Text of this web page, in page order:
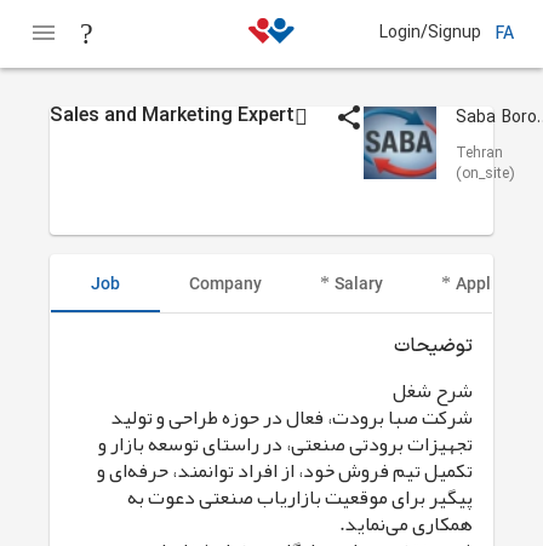
Login/Signup FA
Sales and Marketing Expert Saba
Tehran
(on_site)
Job Company Salary Applicant
توضیحات
شرح شغل
شرکت صبا برودت، فعال در حوزه طراحی و تولید
تجهیزات برودتی صنعتی، در راستای توسعه بازار و
تکمیل تیم فروش خود، از افراد توانمند، حرفه‌ای و
پیگیر برای موقعیت بازاریاب صنعتی دعوت به
همکاری می‌نماید.